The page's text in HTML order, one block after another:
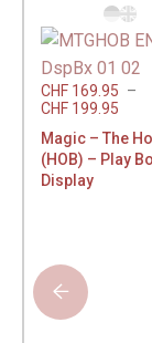
CHF 169.95 –
CHF 199.95
Magic – The
(HOB) – Play
Display